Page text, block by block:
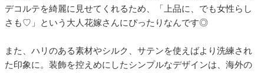
デコルテを綺麗に見せてくれるため、「上品に、でも女性らし
さも♡」という大人花嫁さんにぴったりなんです◎
また、ハリのある素材やシルク、サテンを使えばより洗練され
た印象に。装飾を控えめにしたシンプルなデザインは、海外の